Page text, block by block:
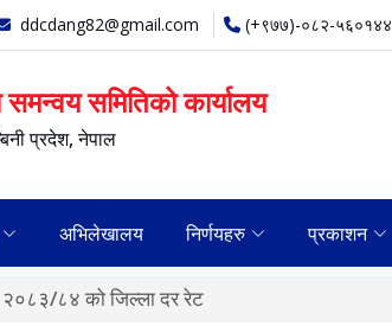
ddcdang82@gmail.com (+९७७)-०८२-५६०१४४
समन्वय समितिको कार्यालय
प्रदेश, नेपाल
अभिलेखालय निर्णयहरु प्रकाशन
८४ को जिल्ला दर रेट